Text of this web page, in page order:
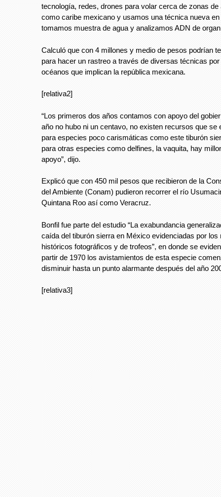
tecnología, redes, drones para volar cerca de zonas de
como caribe mexicano y usamos una técnica nueva en
tomamos muestra de agua y analizamos ADN de
Calculó que con 4 millones y medio de pesos podrían
para hacer un rastreo a través de diversas técnicas
océanos que implican la república mexicana.
[relativa2]
“Los primeros dos años contamos con apoyo del
año no hubo ni un centavo, no existen recursos que se
para especies poco carismáticas como este tiburón
para otras especies como delfines, la vaquita, hay
apoyo”, dijo.
Explicó que con 450 mil pesos que recibieron de la
del Ambiente (Conam) pudieron recorrer el río
Quintana Roo así como Veracruz.
Bonfil fue parte del estudio “La exabundancia
caída del tiburón sierra en México evidenciadas por los
históricos fotográficos y de trofeos”, en donde se
partir de 1970 los avistamientos de esta especie
disminuir hasta un punto alarmante después del año
[relativa3]